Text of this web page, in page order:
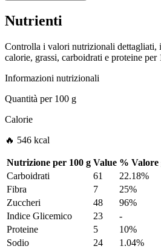
Nutrienti
Controlla i valori nutrizionali dettagliati,
calorie, grassi, carboidrati e proteine
Informazioni nutrizionali
Quantità per100 g
Calorie
🔥 546 kcal
Nutrizione per 100 g Value % Valore
Carboidrati
61
22.18%
Fibra
7
25%
Zuccheri
48
96%
Indice Glicemico
23
-
Proteine
5
10%
Sodio
24
1.04%